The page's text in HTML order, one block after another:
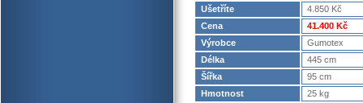
Ušetříte
4.850 Kč
Cena
41.400 Kč
Výrobce
Gumotex
Délka
445 cm
Šířka
95 cm
Hmotnost
25 kg